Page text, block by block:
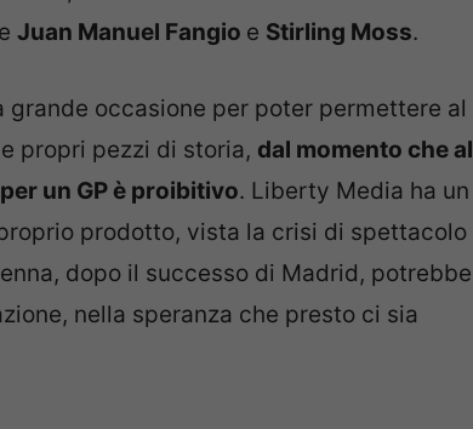
Juan Manuel Fangio e Stirling Moss.
occasione per poter permettere al
propri pezzi di storia, dal momento che al
un GP è proibitivo. Liberty Media ha un
prodotto, vista la crisi di spettacolo
dopo il successo di Madrid, potrebbe
nella speranza che presto ci sia